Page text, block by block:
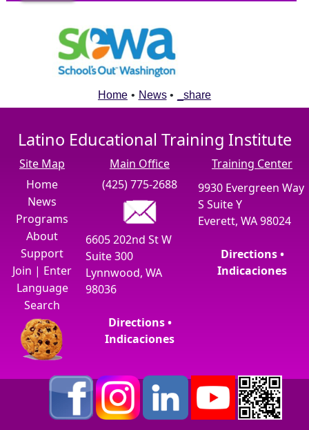
Home • News • _share
Latino Educational Training Institute
Site Map
Home
News
Programs
About
Support
Join | Enter
Language
Search
Main Office
(425) 775-2688
6605 202nd St W
Suite 300
Lynnwood, WA
98036
Directions •
Indicaciones
Training Center
9930 Evergreen Way
S Suite Y
Everett, WA 98024
Directions •
Indicaciones